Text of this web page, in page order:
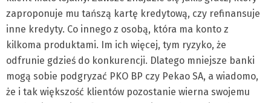
zaproponuje mu tańszą kartę kredytową, czy refinansuje
inne kredyty. Co innego z osobą, która ma konto z
kilkoma produktami. Im ich więcej, tym ryzyko, że
odfrunie gdzieś do konkurencji. Dlatego mniejsze banki
mogą sobie podgryzać PKO BP czy Pekao SA, a wiadomo,
że i tak większość klientów pozostanie wierna swojemu